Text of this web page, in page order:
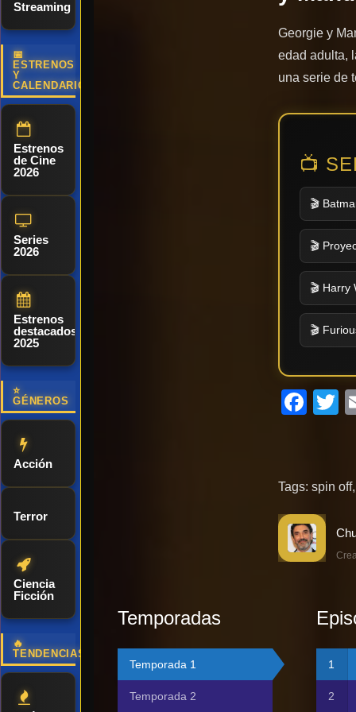
Streaming
📅
ESTRENOS
Y
CALENDARIO
Estrenos
de Cine
2026
Series
2026
Estrenos
destacados
2025
⭐
GÉNEROS
Acción
Terror
Ciencia
Ficción
🔥
TENDENCIAS
Georgie y
edad adulta,
una serie de
📺
🎬
🎬
🎬 Harry
🎬
Tags:spin off
Temporadas
Temporada 1
Temporada 2